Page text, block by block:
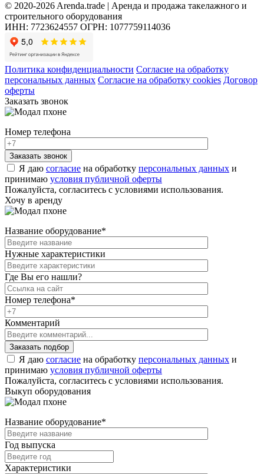
© 2020-2026 Arenda.trade | Аренда и продажа такелажного и
строительного оборудования
ИНН: 7723624557 ОГРН: 1077759114036
Политика конфиденциальности Согласие на обработку
персональных данных Согласие на обработку cookies Договор
оферты
Заказать звонок
Номер телефона
Я даю согласие на обработку персональных данных и
принимаю условия публичной оферты
Пожалуйста, согласитесь с условиями использования.
Хочу в аренду
Название оборудование*
Нужные характеристики
Где Вы его нашли?
Номер телефона*
Комментарий
Я даю согласие на обработку персональных данных и
принимаю условия публичной оферты
Пожалуйста, согласитесь с условиями использования.
Выкуп оборудования
Название оборудование*
Год выпуска
Характеристики